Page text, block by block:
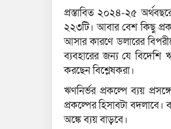
প্রস্তাবিত ২০২৪-২৫
২২৩টি। আবার বেশ কিছু
আসার কারণে ডলারের
ব্যবহারের জন্য যে
করছেন বিশ্লেষকরা।
ঋণনির্ভর প্রকল্পে ব্যয়
প্রকল্পের হিসাবটা
অঙ্কে ব্যয় বাড়বে।